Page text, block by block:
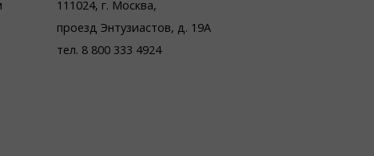
111024, г. Москва,
проезд Энтузиастов, д. 19А
тел. 8 800 333 4924